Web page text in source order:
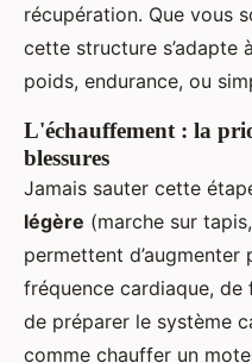
récupération. Que vous
cette structure
poids, endurance, ou
L'échauffement : la
blessures
Jamais sauter cette
légère (marche sur
permettent
fréquence cardiaque,
de préparer le système
comme chauffer un